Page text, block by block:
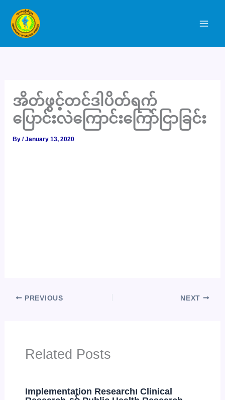
content
အိတ်ဖွင့်တင်ဒါပိတ်ရက်
ပြောင်းလဲကြောင်းကြော်ငြာခြင်း
By/January 13, 2020
PREVIOUS NEXT
Related Posts
Implementation Research၊ Clinical